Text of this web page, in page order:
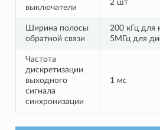
выключатели
2 шт
Ширина полосы
обратной связи
200 кГц для
5МГц для
Частота
дискретизации
выходного
сигнала
синхронизации
1 мс